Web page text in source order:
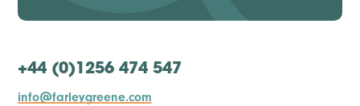
+44 (0)1256 474 547
info@farleygreene.com